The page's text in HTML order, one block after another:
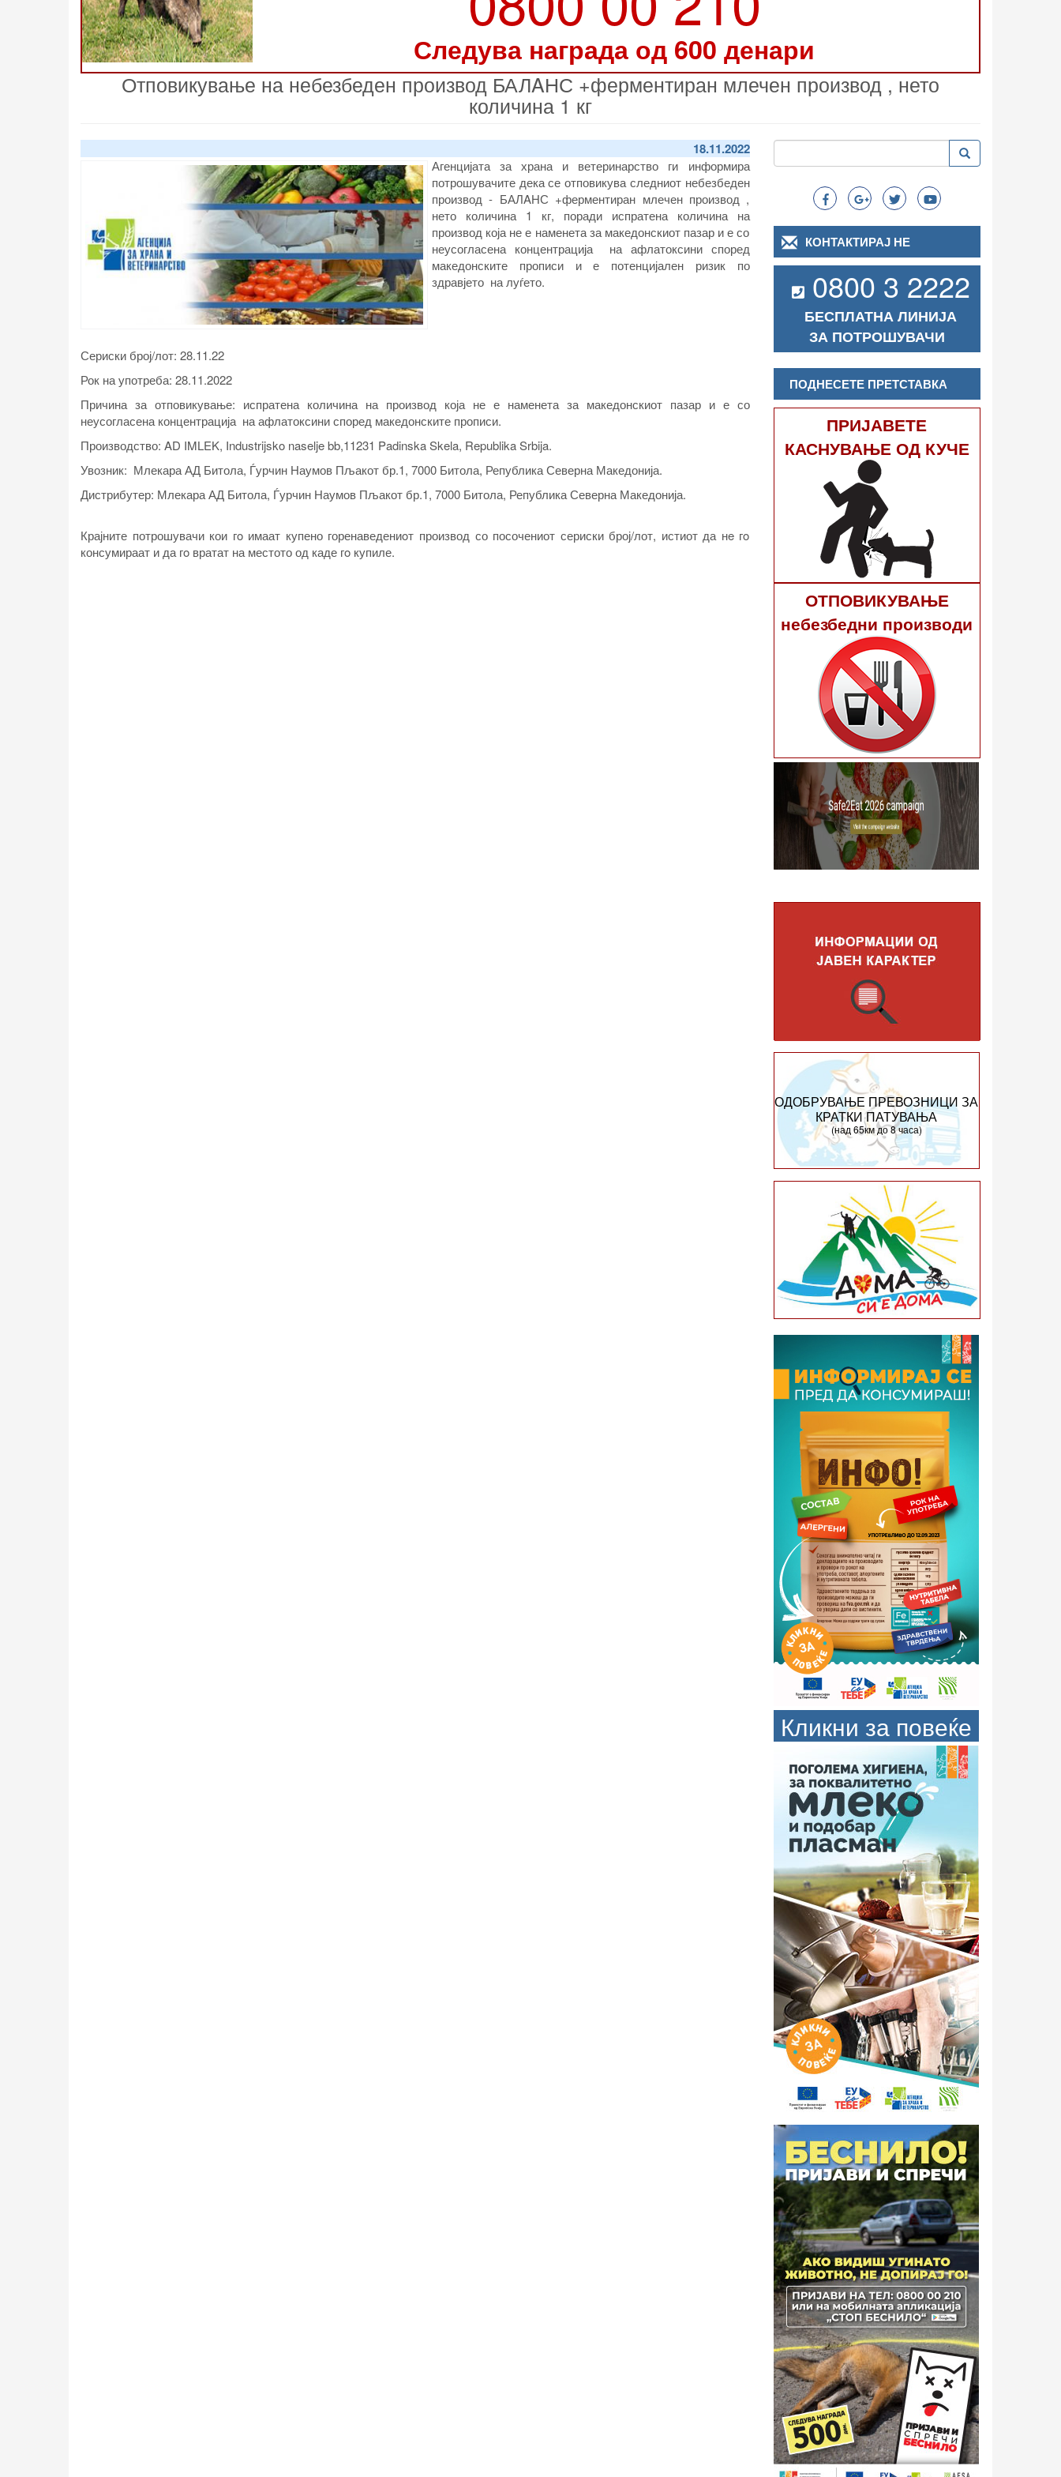
Следува награда од 600 денари
Отповикување на небезбеден производ БАЛAНС +ферментиран млечен производ , нето
количина 1 кг
18.11.2022
Агенцијата за храна и ветеринарство ги информира
потрошувачите дека се отповикува следниот небезбеден
производ - БАЛAНС +ферментиран млечен производ ,
нето количина 1 кг, поради испратена количина на
производ која не е наменета за македонскиот пазар и е со
неусогласена концентрација на афлатоксини според
македонските прописи и е потенцијален ризик по
здравјето на луѓето.
Сериски број/лот: 28.11.22
Рок на употреба: 28.11.2022
Причина за отповикување: испратена количина на производ која не е наменета за македонскиот пазар и е со
неусогласена концентрација на афлатоксини според македонските прописи.
Производство: AD IMLEK, Industrijsko naselje bb,11231 Padinska Skela, Republika Srbija.
Увозник: Млекара АД Битола, Ѓурчин Наумов Пљакот бр.1, 7000 Битола, Република Северна Македонија.
Дистрибутер: Млекара АД Битола, Ѓурчин Наумов Пљакот бр.1, 7000 Битола, Република Северна Македонија.
Крајните потрошувачи кои гo имаат купено горенаведениoт производ со посочениот сериски број/лот, истиот да нe гo
консумираат и да гo вратат на местото од каде гo купиле.
Search
Пребарување Пребарување
КОНТАКТИРАЈ НЕ
0800 3 2222
БЕСПЛАТНА ЛИНИЈА
ЗА ПОТРОШУВАЧИ
ПОДНЕСЕТЕ ПРЕТСТАВКА
ПРИЈАВЕТЕ
КАСНУВАЊЕ ОД КУЧЕ
ОТПОВИКУВАЊЕ
небезбедни производи
ОДОБРУВАЊЕ ПРЕВОЗНИЦИ ЗА
КРАТКИ ПАТУВАЊА
(над 65км до 8 часа)
Кликни за повеќе